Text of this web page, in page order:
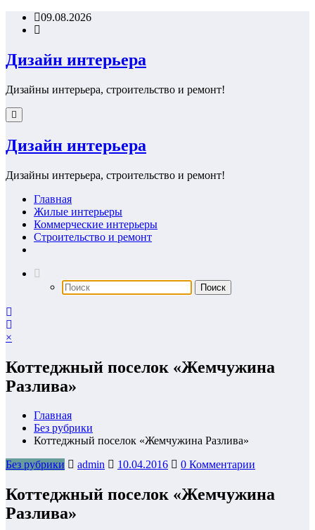
Перейти09.08.2026
Дизайн интерьера
Дизайны интерьера, строительство и ремонт!
Дизайн интерьера
Дизайны интерьера, строительство и ремонт!
Главная
Жилые интерьеры
Коммерческие интерьеры
Строительство и ремонт
×
Коттеджный поселок «Жемчужина
Разлива»
Главная
Без рубрики
Коттеджный поселок «Жемчужина Разлива»
Без рубрики
admin 10.04.2016 0 Комментарии
Коттеджный поселок «Жемчужина
Разлива»